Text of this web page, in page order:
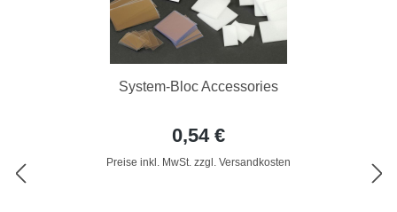
System-Bloc Accessories
0,54 €
Preise inkl. MwSt. zzgl. Versandkosten